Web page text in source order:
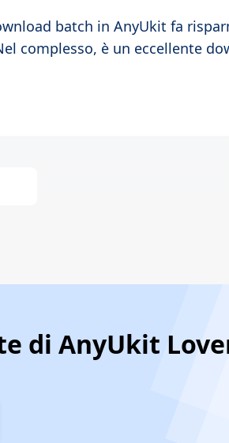
batch in AnyUkit fa
complesso, è un eccellente
di AnyUkit